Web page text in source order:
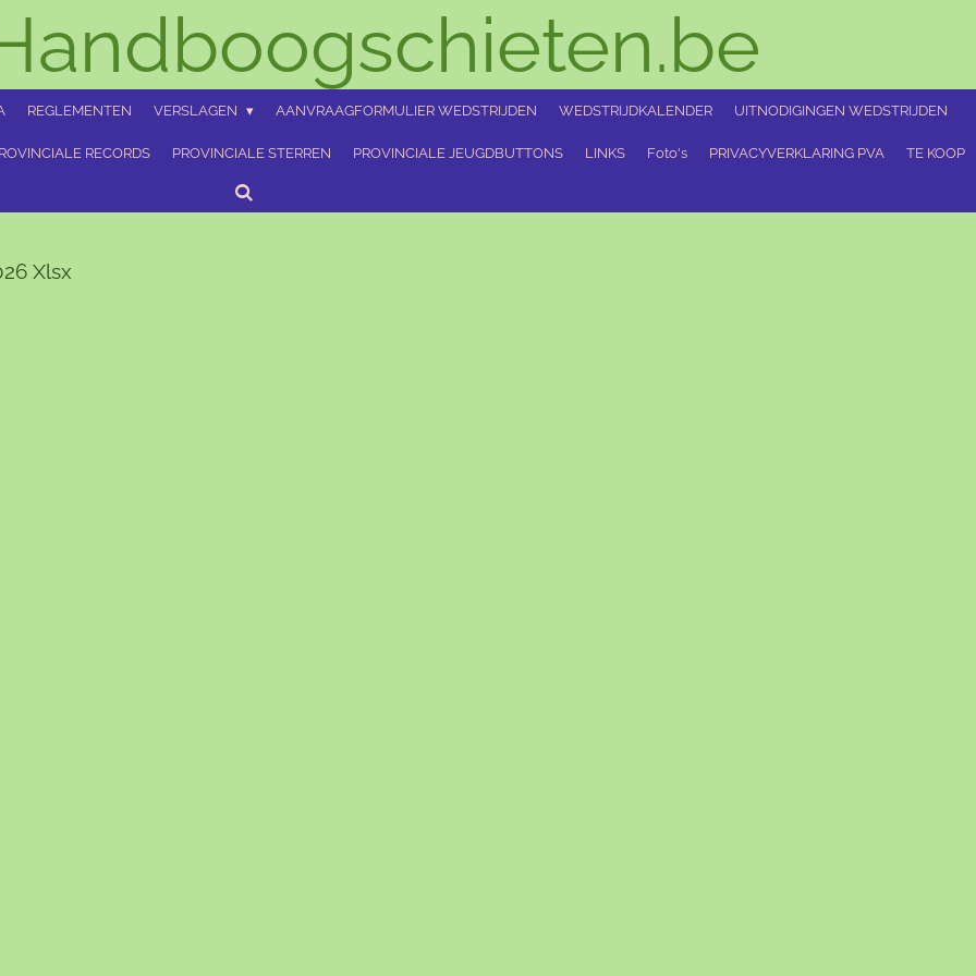
REGLEMENTEN VERSLAGEN AANVRAAGFORMULIER WEDSTRIJDEN WEDSTRIJDKALENDER UITNODIGINGEN WEDSTRIJDEN
RECORDS PROVINCIALE STERREN PROVINCIALE JEUGDBUTTONS LINKS Foto's PRIVACYVERKLARING PVA TE KOOP
Xlsx